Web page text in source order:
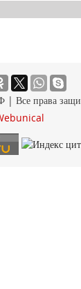
Все права